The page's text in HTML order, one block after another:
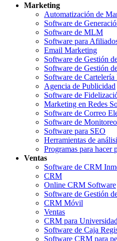
Marketing
Automatización de
Software de
Software de MLM
Software para
Email Marketing
Software de Gestión
Software de Gestión
Software de
Agencia de Publicidad
Software de
Marketing en Redes
Software de Correo
Software de
Software para SEO
Herramientas de
Programas para hacer
Ventas
Software de CRM
CRM
Online CRM Software
Software de Gestión
CRM Móvil
Ventas
CRM para
Software de Caja
Software CRM para